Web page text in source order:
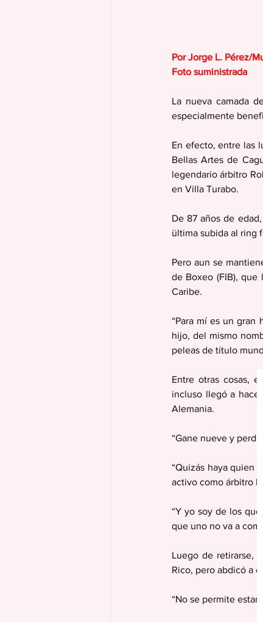
Por Jorge L. Pérez/
Foto suministrada
La nueva camada
especialmente
En efecto, entre las
Bellas Artes de
legendario árbitro
en Villa Turabo.
De 87 años de
ültima subida al ring
Pero aun se
de Boxeo (FIB), que
Caribe.
“Para mí es un gran
hijo, del mismo
peleas de título
Entre otras cosas,
incluso llegó a
Alemania.
“Gane nueve y perdí
“Quizás haya quien
activo como árbitro
“Y yo soy de los
que uno no va a
Luego de retirarse,
Rico, pero abdicó a
“No se permite estar